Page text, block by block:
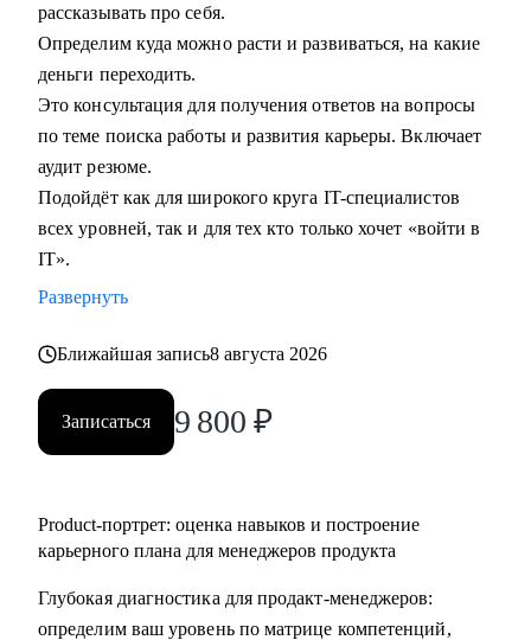
рассказывать про себя.
Определим куда можно расти и развиваться, на какие
деньги переходить.
Это консультация для получения ответов на вопросы
по теме поиска работы и развития карьеры. Включает
аудит резюме.
Подойдёт как для широкого круга IT-специалистов
всех уровней, так и для тех кто только хочет «войти в
IT».
Развернуть
Ближайшая запись8 августа 2026
Записаться 9 800 ₽
Product‑портрет: оценка навыков и построение
карьерного плана для менеджеров продукта
Глубокая диагностика для продакт‑менеджеров:
определим ваш уровень по матрице компетенций,